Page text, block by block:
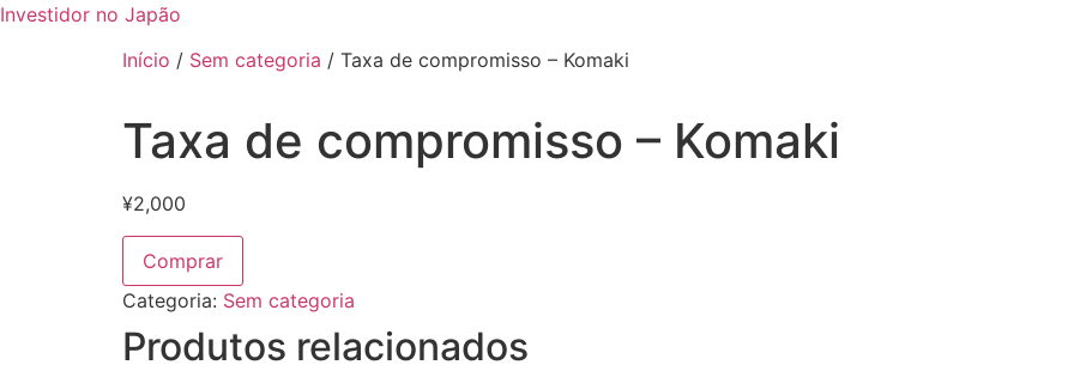
Investidor no Japão
Início / Sem categoria / Taxa de compromisso – Komaki
Taxa de compromisso – Komaki
¥2,000
Comprar
Categoria: Sem categoria
Produtos relacionados